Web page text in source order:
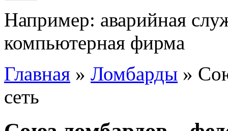
Например: аварийная
компьютерная фирма
Главная » Ломбарды »
сеть